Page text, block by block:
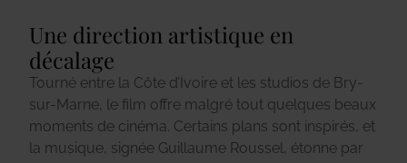
Une direction artistique en
décalage
Tourné entre la Côte d’Ivoire et les studios de Bry-
sur-Marne, le film offre malgré tout quelques beaux
moments de cinéma. Certains plans sont inspirés, et
la musique, signée Guillaume Roussel, étonne par